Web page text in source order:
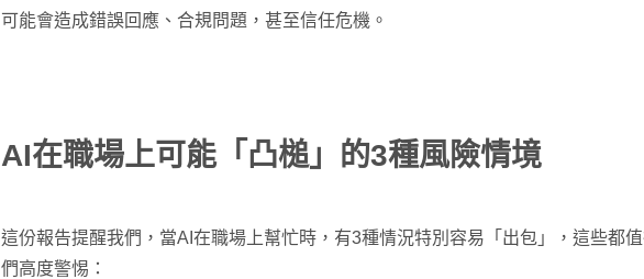
可能會造成錯誤回應、合規問題，甚至信任危機。
AI在職場上可能「凸槌」的3種風險情境
這份報告提醒我們，當AI在職場上幫忙時，有3種情況特別容易「出包」，這些都
們高度警惕：